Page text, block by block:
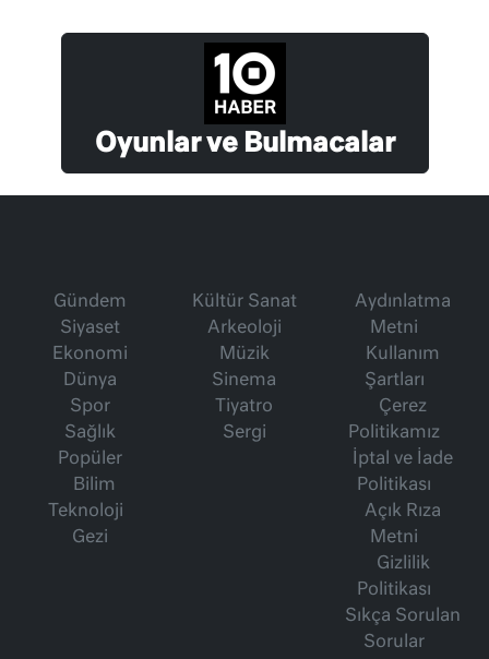
Oyunlar ve Bulmacalar
Gündem
Siyaset
Ekonomi
Dünya
Spor
Sağlık
Popüler
Bilim
Teknoloji
Gezi
Kültür Sanat
Arkeoloji
Müzik
Sinema
Tiyatro
Sergi
Aydınlatma
Metni
Kullanım
Şartları
Çerez
Politikamız
İptal ve İade
Politikası
Açık Rıza
Metni
Gizlilik
Politikası
Sıkça Sorulan
Sorular